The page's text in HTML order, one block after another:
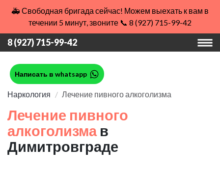
🚑 Свободная бригада сейчас! Можем выехать к вам в
течении 5 минут, звоните 📞 8 (927) 715-99-42
8 (927) 715-99-42
Написать в whatsapp
Наркология Лечение пивного алкоголизма
Лечение пивного
алкоголизма в
Димитровграде